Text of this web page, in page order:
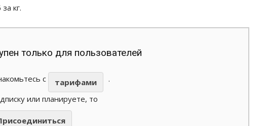
кг.
только для пользователей
с тарифами
.
или планируете, то